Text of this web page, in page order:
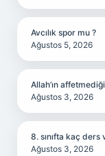
Avcılık spor mu ?
Ağustos 5, 2026
Allah’ın
Ağustos 3, 2026
8. sınıfta kaç
Ağustos 3, 2026